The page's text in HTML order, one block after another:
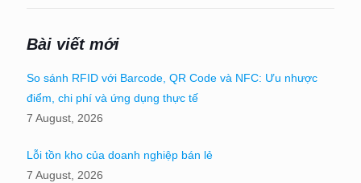
Bài viết mới
So sánh RFID với Barcode, QR Code và NFC: Ưu nhược
điểm, chi phí và ứng dụng thực tế
7 August, 2026
Lỗi tồn kho của doanh nghiệp bán lẻ
7 August, 2026